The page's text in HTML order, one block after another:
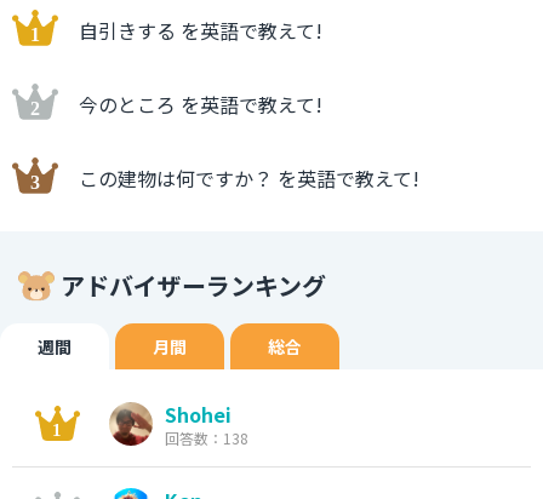
自引きする を英語で教えて!
今のところ を英語で教えて!
この建物は何ですか？ を英語で教えて!
アドバイザーランキング
週間 月間 総合
Shohei
回答数：138